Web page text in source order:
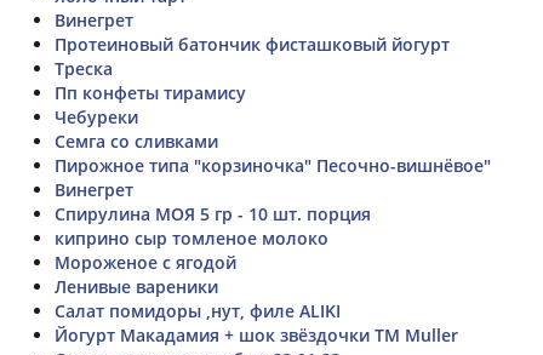
Винегрет
Протеиновый батончик фисташковый йогурт
Треска
Пп конфеты тирамису
Чебуреки
Семга со сливками
Пирожное типа "корзиночка" Песочно-вишнёвое"
Винегрет
Спирулина МОЯ 5 гр - 10 шт. порция
киприно сыр томленое молоко
Мороженое с ягодой
Ленивые вареники
Салат помидоры ,нут, филе ALIKI
Йогурт Макадамия + шок звёздочки TM Muller